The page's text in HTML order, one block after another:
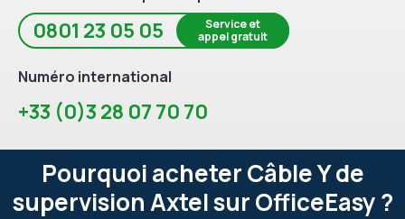
0801 23 05 05
Service et
appel gratuit
Numéro international
+33 (0)3 28 07 70 70
Pourquoi acheter Câble Y de
supervision Axtel sur OfficeEasy ?